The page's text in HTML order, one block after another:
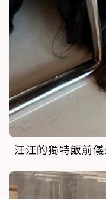
汪汪的獨特飯前